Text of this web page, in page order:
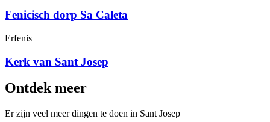
Fenicisch dorp Sa Caleta
Erfenis
Kerk van Sant Josep
Ontdek meer
Er zijn veel meer dingen te doen in Sant Josep